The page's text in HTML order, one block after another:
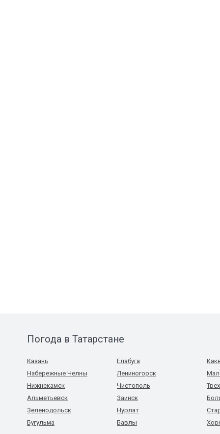
Погода в Татарстане
Казань
Набережные Челны
Нижнекамск
Альметьевск
Зеленодольск
Бугульма
Елабуга
Лениногорск
Чистополь
Заинск
Нурлат
Бавлы